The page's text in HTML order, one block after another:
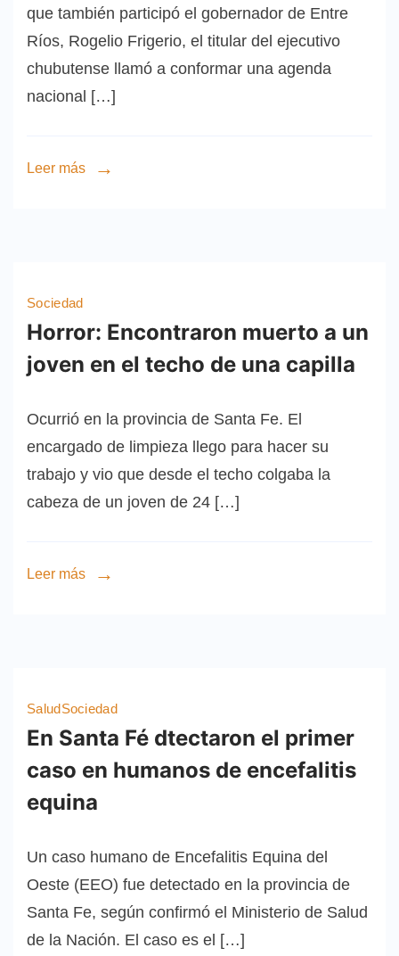
que también participó el gobernador de Entre
Ríos, Rogelio Frigerio, el titular del ejecutivo
chubutense llamó a conformar una agenda
nacional […]
Leer más
Sociedad
Horror: Encontraron muerto a un
joven en el techo de una capilla
Ocurrió en la provincia de Santa Fe. El
encargado de limpieza llego para hacer su
trabajo y vio que desde el techo colgaba la
cabeza de un joven de 24 […]
Leer más
SaludSociedad
En Santa Fé dtectaron el primer
caso en humanos de encefalitis
equina
Un caso humano de Encefalitis Equina del
Oeste (EEO) fue detectado en la provincia de
Santa Fe, según confirmó el Ministerio de Salud
de la Nación. El caso es el […]